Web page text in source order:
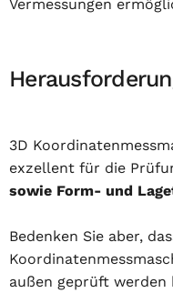
Vermessungen
3D
exzellent für die
sowie Form- und
Bedenken Sie aber,
außen geprüft werden